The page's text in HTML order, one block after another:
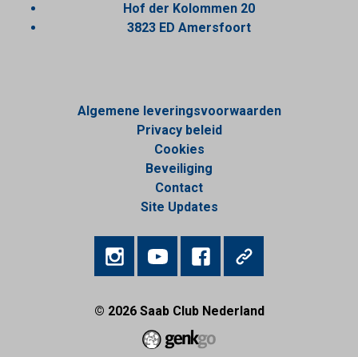
Hof der Kolommen 20
3823 ED Amersfoort
Algemene leveringsvoorwaarden
Privacy beleid
Cookies
Beveiliging
Contact
Site Updates
© 2026Saab Club Nederland